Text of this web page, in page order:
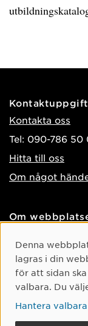
Kontakta oss
Tel: 090-786 50
Hitta till oss
Om något
Om
Behandling av
personuppgifter
Hantera kakor
Cookie-
Denna
lagras i din
för att sidan
valbara. Du
Hantera